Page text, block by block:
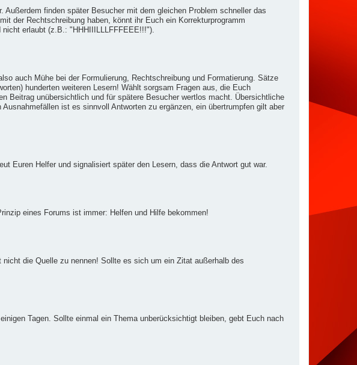
finden später Besucher mit dem gleichen Problem schneller das
der Rechtschreibung haben, könnt ihr Euch ein Korrekturprogramm
erlaubt (z.B.: "HHHIIILLLFFFEEE!!!").
auch Mühe bei der Formulierung, Rechtschreibung und Formatierung. Sätze
hunderten weiteren Lesern! Wählt sorgsam Fragen aus, die Euch
Beitrag unübersichtlich und für spätere Besucher wertlos macht. Übersichtliche
ist es sinnvoll Antworten zu ergänzen, ein übertrumpfen gilt aber
Euren Helfer und signalisiert später den Lesern, dass die Antwort gut war.
eines Forums ist immer: Helfen und Hilfe bekommen!
die Quelle zu nennen! Sollte es sich um ein Zitat außerhalb des
Tagen. Sollte einmal ein Thema unberücksichtigt bleiben, gebt Euch nach